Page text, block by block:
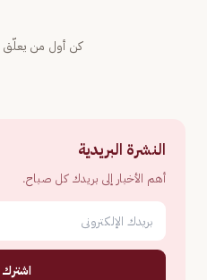
كن أول من يعلّق
النشرة البريدية
أهم الأخبار إلى بريدك كل صباح.
اشترك